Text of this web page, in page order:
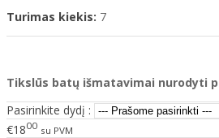
Turimas kiekis: 7
Tikslūs batų išmatavimai nurodyti
Pasirinkite dydį :
€1800 su PVM